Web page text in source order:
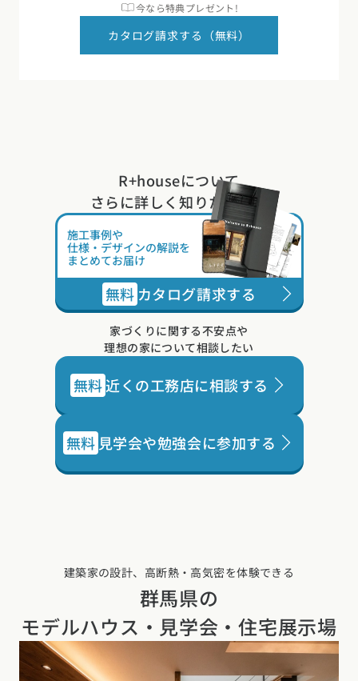
今なら特典プレゼント!
カタログ請求する（無料）
R+houseについて
さらに詳しく知りたい方は
施工事例や
仕様・デザインの解説を
まとめてお届け
無料 カタログ請求する
家づくりに関する不安点や
理想の家について相談したい
無料近くの工務店に相談する
無料 見学会や勉強会に参加する
建築家の設計、高断熱・高気密を体験できる
群馬県の
モデルハウス・見学会・住宅展示場